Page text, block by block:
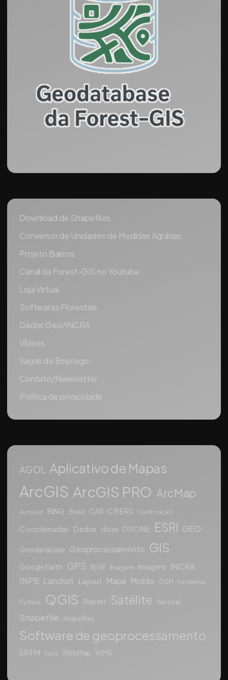
Download de Shapefiles
Conversor de Unidades de Medidas Agrárias
Projeto Bairros
Canal da Forest-GIS no Youtube
Loja Virtual
Softwares Florestais
Dados Geo/INCRA
Vídeos
Vagas de Emprego
Contato/Newsletter
Política de privacidade
AGOL Aplicativo de Mapas
ArcGIS ArcGIS PRO ArcMap
Autocad BING Brasil CAR CBERS Certificação
Coordenadas Dados dicas DRONE ESRI GEO
Geodatabase Geoprocessamento GIS
Google Earth GPS IBGE Imagem Imagens
INCRA
INPE Landsat Layout Mapa Mobile OSM Pandemia
Python QGIS Raster Satélite Sentinel
Shapefile shapefiles
Software de geoprocessamento
SRTM Trace WebMap WMS